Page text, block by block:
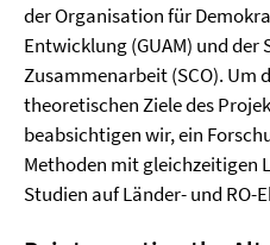
der Organisation für
Entwicklung (GUAM) und
Zusammenarbeit (SCO). Um
theoretischen Ziele des
beabsichtigen wir, ein
Methoden mit gleichzeitigen
Studien auf Länder- und RO-